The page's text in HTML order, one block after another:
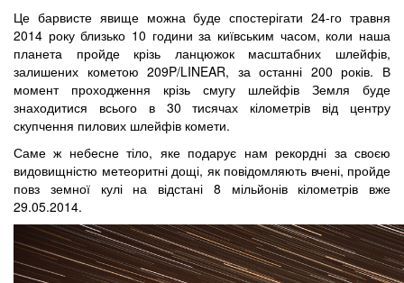
Це барвисте явище можна буде спостерігати 24-го травня
2014 року близько 10 години за київським часом, коли наша
планета пройде крізь ланцюжок масштабних шлейфів,
залишених кометою 209P/LINEAR, за останні 200 років. В
момент проходження крізь смугу шлейфів Земля буде
знаходитися всього в 30 тисячах кілометрів від центру
скупчення пилових шлейфів комети.
Саме ж небесне тіло, яке подарує нам рекордні за своєю
видовищністю метеоритні дощі, як повідомляють вчені, пройде
повз земної кулі на відстані 8 мільйонів кілометрів вже
29.05.2014.